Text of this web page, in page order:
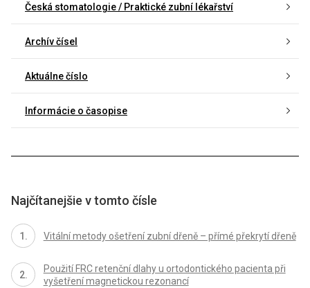
Česká stomatologie / Praktické zubní lékařství
Archív čísel
Aktuálne číslo
Informácie o časopise
Najčítanejšie v tomto čísle
Vitální metody ošetření zubní dřeně – přímé překrytí dřeně
Použití FRC retenční dlahy u ortodontického pacienta při
vyšetření magnetickou rezonancí